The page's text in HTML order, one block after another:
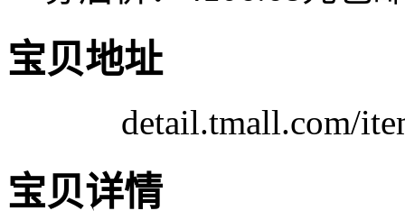
宝贝地址
detail.tmall.com/
宝贝详情